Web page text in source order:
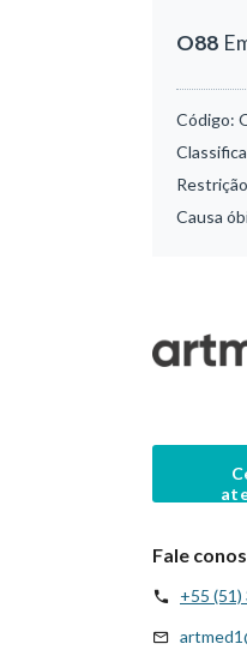
O88
Código:
Causa
Fale
+55